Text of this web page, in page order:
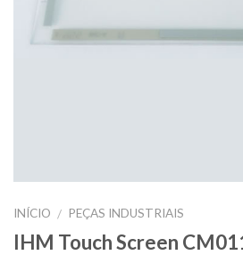
INÍCIO / PEÇAS INDUSTRIAIS
IHM Touch Screen